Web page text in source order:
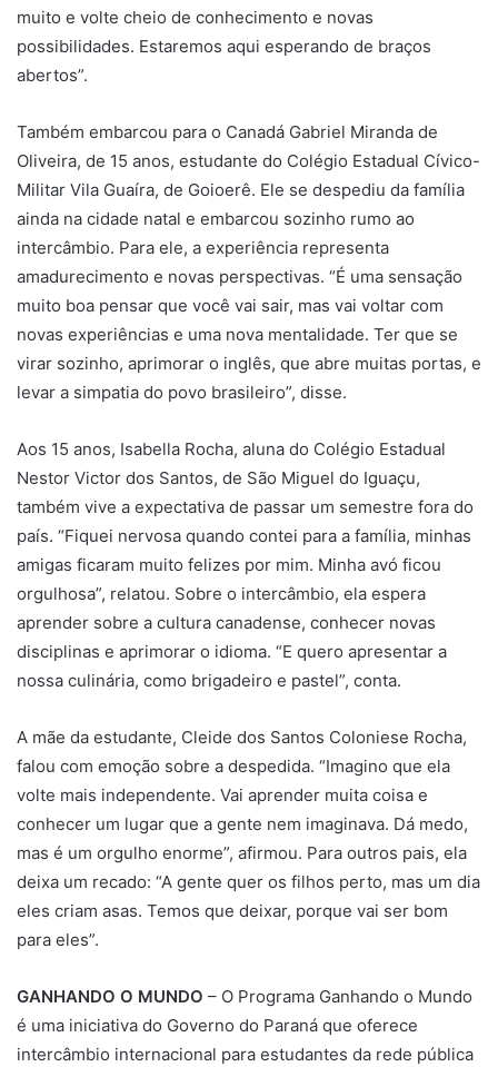
muito e volte cheio de conhecimento e novas
possibilidades. Estaremos aqui esperando de braços
abertos”.
Também embarcou para o Canadá Gabriel Miranda de
Oliveira, de 15 anos, estudante do Colégio Estadual Cívico-
Militar Vila Guaíra, de Goioerê. Ele se despediu da família
ainda na cidade natal e embarcou sozinho rumo ao
intercâmbio. Para ele, a experiência representa
amadurecimento e novas perspectivas. “É uma sensação
muito boa pensar que você vai sair, mas vai voltar com
novas experiências e uma nova mentalidade. Ter que se
virar sozinho, aprimorar o inglês, que abre muitas portas, e
levar a simpatia do povo brasileiro”, disse.
Aos 15 anos, Isabella Rocha, aluna do Colégio Estadual
Nestor Victor dos Santos, de São Miguel do Iguaçu,
também vive a expectativa de passar um semestre fora do
país. “Fiquei nervosa quando contei para a família, minhas
amigas ficaram muito felizes por mim. Minha avó ficou
orgulhosa”, relatou. Sobre o intercâmbio, ela espera
aprender sobre a cultura canadense, conhecer novas
disciplinas e aprimorar o idioma. “E quero apresentar a
nossa culinária, como brigadeiro e pastel”, conta.
A mãe da estudante, Cleide dos Santos Coloniese Rocha,
falou com emoção sobre a despedida. “Imagino que ela
volte mais independente. Vai aprender muita coisa e
conhecer um lugar que a gente nem imaginava. Dá medo,
mas é um orgulho enorme”, afirmou. Para outros pais, ela
deixa um recado: “A gente quer os filhos perto, mas um dia
eles criam asas. Temos que deixar, porque vai ser bom
para eles”.
GANHANDO O MUNDO – O Programa Ganhando o Mundo
é uma iniciativa do Governo do Paraná que oferece
intercâmbio internacional para estudantes da rede pública